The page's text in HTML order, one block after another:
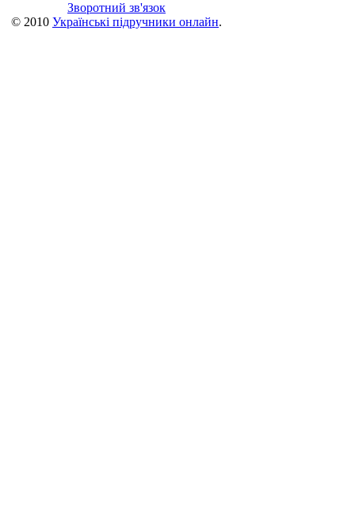
Зворотний зв'язок
© 2010 Українські підручники онлайн.